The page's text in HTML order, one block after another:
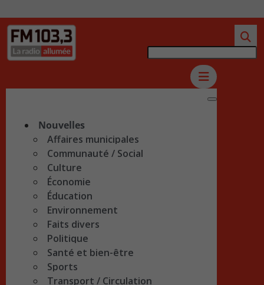
Nouvelles
Affaires municipales
Communauté / Social
Culture
Économie
Éducation
Environnement
Faits divers
Politique
Santé et bien-être
Sports
Transport / Circulation